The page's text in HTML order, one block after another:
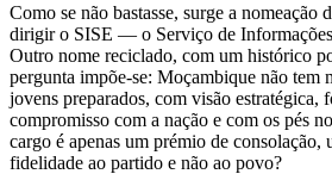
Como se não bastasse, surge a nomeação
dirigir o SISE — o Serviço de Informações
Outro nome reciclado, com um histórico
pergunta impõe-se: Moçambique não tem
jovens preparados, com visão estratégica,
compromisso com a nação e com os pés
cargo é apenas um prémio de consolação,
fidelidade ao partido e não ao povo?